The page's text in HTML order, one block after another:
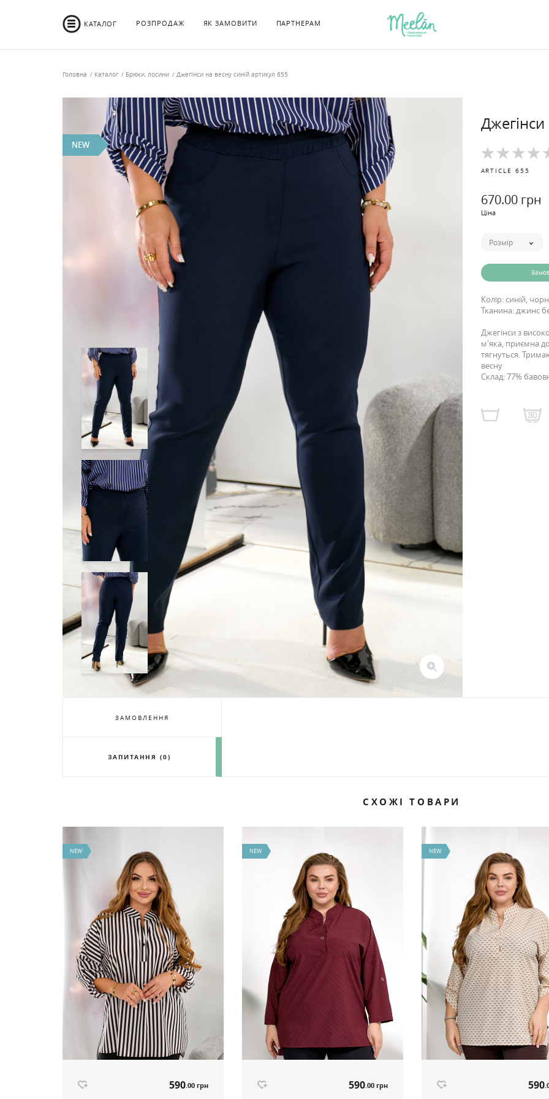
КАТАЛОГ РОЗПРОДАЖ ЯК ЗАМОВИТИ ПАРТНЕРАМ
Головна Каталог Брюки, лосини Джегінси на весну синій артикул 655
NEW
ARTICLE 655
670.00 грн
Ціна
Розмір
Колір: синій,
Тканина: джинс
Джегінси з
м'яка, приємна до
тягнуться.
весну
Склад: 77%
ЗАМОВЛЕННЯ
ЗАПИТАННЯ (0)
СХОЖІ ТОВАРИ
NEW
590.00 грн
NEW
590.00 грн
NEW
590